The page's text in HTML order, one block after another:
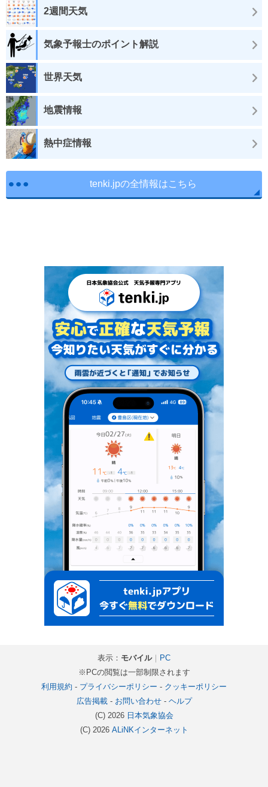
2週間天気
気象予報士のポイント解説
世界天気
地震情報
熱中症情報
tenki.jpの全情報はこちら
表示： モバイル｜
PC
※PCの閲覧は一部制限されます
利用規約 - プライバシーポリシー - クッキーポリシー
広告掲載- お問い合わせ- ヘルプ
(C) 2026 日本気象協会
(C) 2026 ALiNKインターネット